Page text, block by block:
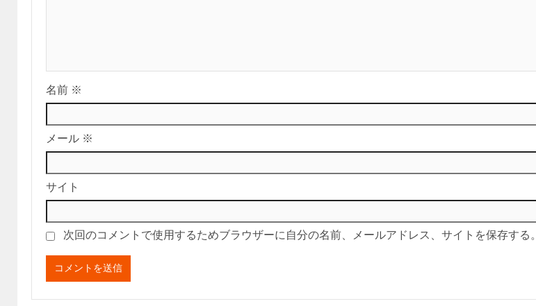
名前 ※
メール ※
サイト
次回のコメントで使用するためブラウザーに自分の名前、メールアドレス、サイトを保存する。